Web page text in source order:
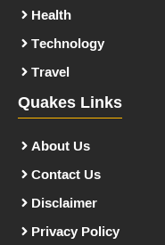
Health
Technology
Travel
Quakes Links
About Us
Contact Us
Disclaimer
Privacy Policy